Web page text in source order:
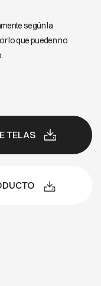
según la
lo que pueden no
TELAS